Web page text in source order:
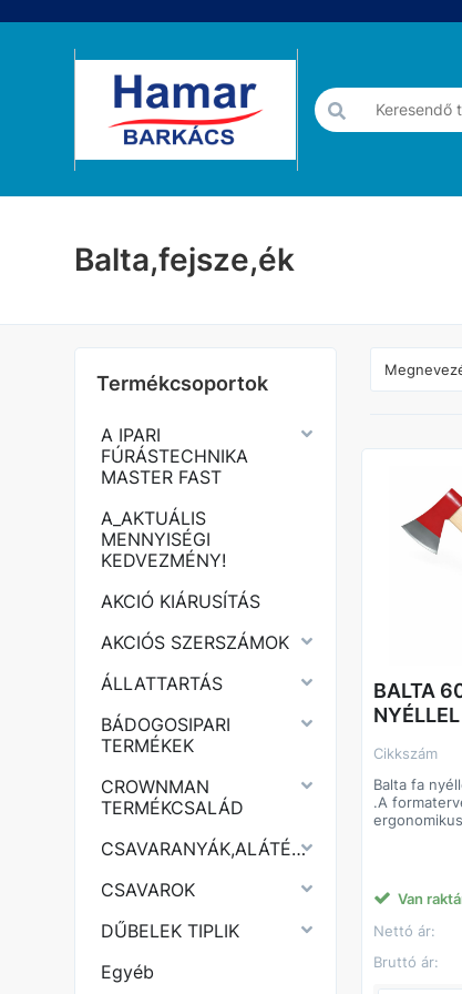
Balta,fejsze,ék
Termékcsoportok
A IPARI
FÚRÁSTECHNIKA
MASTER FAST
A_AKTUÁLIS
MENNYISÉGI
KEDVEZMÉNY!
AKCIÓ KIÁRUSÍTÁS
AKCIÓS SZERSZÁMOK
ÁLLATTARTÁS
BÁDOGOSIPARI
TERMÉKEK
CROWNMAN
TERMÉKCSALÁD
CSAVARANYÁK,ALÁTÉTEK
CSAVAROK
DŰBELEK TIPLIK
Egyéb
BALTA
Cikkszám
Balta fa
.A
600
.A
markolata
kényelmes
Van
Nettó ár:
Bruttó ár: